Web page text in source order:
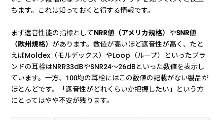
ちます。これは知っておくと得する情報です。
まず遮音性能の指標としてNRR値（アメリカ規格） やSNR値
（欧州規格）があります。数値が高いほど遮音性が高く、たと
えばMoldex（モルデックス）やLoop（ループ）といったブラ
ンドの耳栓はNRR33dBやSNR24〜26dBといった数値を表示し
ています。一方、100均の耳栓にはこの数値の記載がない製品が
ほとんどです。「遮音性がどれくらいか把握したい」という方
にとってはやや不安が残ります。